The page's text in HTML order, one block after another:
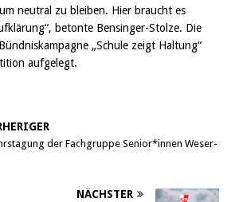
neutral zu bleiben. Hier braucht es
betonte Bensinger-Stolze. Die
„Schule zeigt Haltung“
aufgelegt.
der Fachgruppe Senior*innen Weser-
NÄCHSTER